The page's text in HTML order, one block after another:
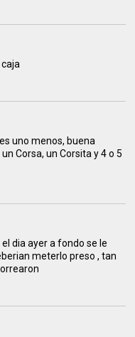
uno menos, buena
Corsa, un Corsita y 4 o 5
dia ayer a fondo se le
meterlo preso , tan